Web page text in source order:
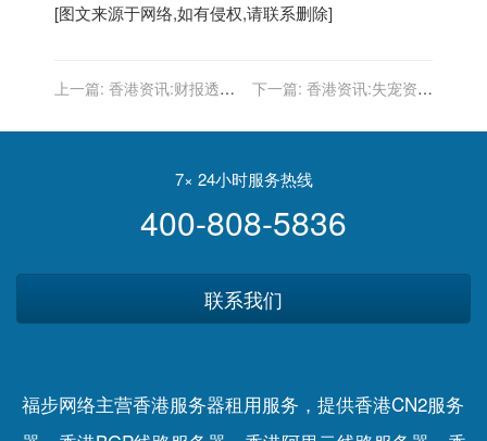
[图文来源于网络,如有侵权,请联系删除]
上一篇: 香港资讯:财报透露
动云计算+AI大旗？
下一篇: 香港资讯:失宠资本
身？
7× 24小时服务热线
400-808-5836
联系我们
福步网络主营香港服务器租用服务，提供香港CN2服务